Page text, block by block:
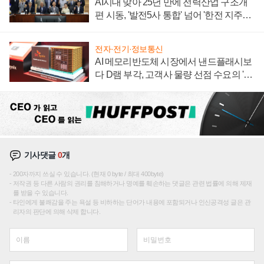
AI시대 맞아 25년 만에 전력산업 구조개
편 시동, '발전5사 통합' 넘어 '한전 지주사'
전자·전기·정보통신
AI 메모리반도체 시장에서 낸드플래시보
다 D램 부각, 고객사 물량 선점 수요의 '우
기사댓글0개
200자까지 쓰실 수 있습니다. (현재 0 byte / 최대 400byte)
저작권 등 다른 사람의 권리를 침해하거나 명예를 훼손하는 댓글은 관련 법률에 의해 제재
를 받을 수 있습니다.
타인에게 불쾌감을 주는 욕설 등 비하하는 단어가 내용에 포함되거나 인신공격성 글은 관
리자의 판단에 의해 삭제 합니다.